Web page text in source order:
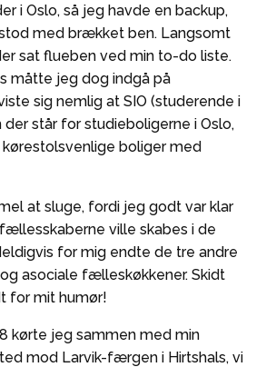
i Oslo, så jeg havde en backup,
med brækket ben. Langsomt
sat flueben ved min to-do liste.
måtte jeg dog indgå på
sig nemlig at SIO (studerende i
der står for studieboligerne i Oslo,
boliger med
at sluge, fordi jeg godt var klar
ville skabes i de
for mig endte de tre andre
asociale fælleskøkkener. Skidt
for mit humør!
kørte jeg sammen med min
mod Larvik-færgen i Hirtshals, vi